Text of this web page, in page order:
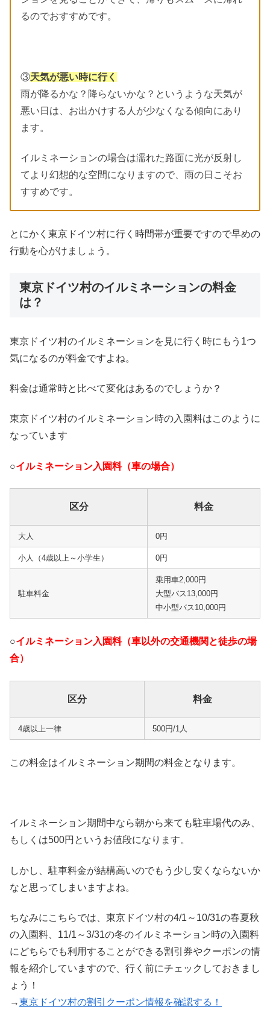
るのでおすすめです。
③天気が悪い時に行く
雨が降るかな？降らないかな？というような天気が
悪い日は、お出かけする人が少なくなる傾向にあり
ます。
イルミネーションの場合は濡れた路面に光が反射し
てより幻想的な空間になりますので、雨の日こそお
すすめです。
とにかく東京ドイツ村に行く時間帯が重要ですので早めの
行動を心がけましょう。
東京ドイツ村のイルミネーションの料金
は？
東京ドイツ村のイルミネーションを見に行く時にもう1つ
気になるのが料金ですよね。
料金は通常時と比べて変化はあるのでしょうか？
東京ドイツ村のイルミネーション時の入園料はこのように
なっています
○イルミネーション入園料（車の場合）
区分 料金
大人 0円
小人（4歳以上～小学生） 0円
駐車料金
乗用車2,000円
大型バス13,000円
中小型バス10,000円
○イルミネーション入園料（車以外の交通機関と徒歩の場
合）
区分 料金
4歳以上一律 500円/1人
この料金はイルミネーション期間の料金となります。
イルミネーション期間中なら朝から来ても駐車場代のみ、
もしくは500円というお値段になります。
しかし、駐車料金が結構高いのでもう少し安くならないか
なと思ってしまいますよね。
ちなみにこちらでは、東京ドイツ村の4/1～10/31の春夏秋
の入園料、11/1～3/31の冬のイルミネーション時の入園料
にどちらでも利用することができる割引券やクーポンの情
報を紹介していますので、行く前にチェックしておきまし
ょう！
→東京ドイツ村の割引クーポン情報を確認する！